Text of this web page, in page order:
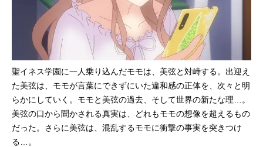
メントを、その想いを奪っていった
美弦（CV:上田麗奈）。それでもいつ
も通りに振る舞う陽桜莉を心配する
瑠夏たち。そんな中、美弦たち
は……。そしてTwitterの「BLUEREF
LECTION」総合アカウントにて、プ
レゼントキャンペーンが実施中で
す！ こちらもあわせてご紹介しま
しょう第8話「パニック」あらすじ美
弦との最悪の再会から一夜が明け
た。陽桜莉を心配する瑠夏たちだっ
聖イネス学園に一人乗り込んだモモは、美弦と対峙する。出迎え
た美弦は、モモが言葉にできずにいた違和感の正体を、次々と明
らかにしていく。モモと美弦の過去、そして世界の新たな理…。
美弦の口から聞かされる真実は、どれもモモの想像を超えるもの
だった。さらに美弦は、混乱するモモに衝撃の事実を突きつけ
る…。